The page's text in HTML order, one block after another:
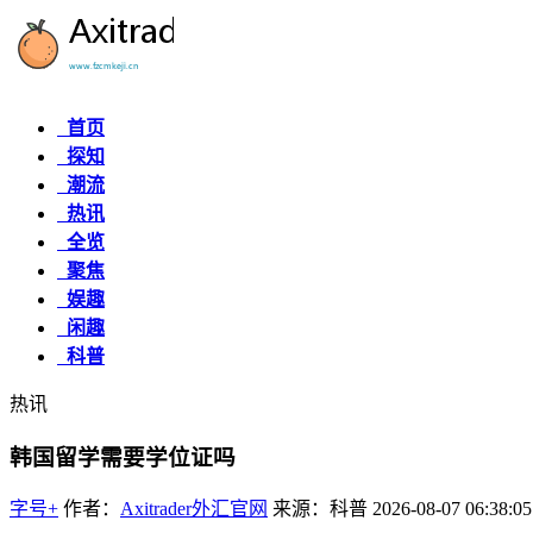
首页
探知
潮流
热讯
全览
聚焦
娱趣
闲趣
科普
热讯
韩国留学需要学位证吗
字号+ 作者： Axitrader外汇官网 来源：科普 2026-08-07 06:38:05